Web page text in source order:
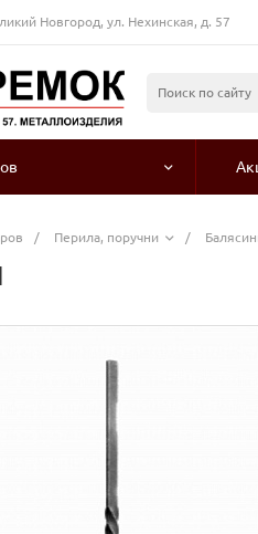
Новгород, ул. Нехинская, д. 57
/ Перила, поручни /